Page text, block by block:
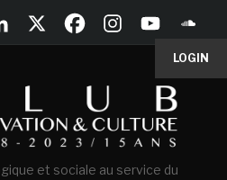
LOGIN
et sociale au service du